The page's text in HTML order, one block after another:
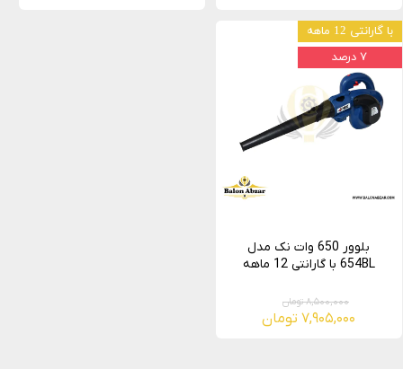
بلوور 650 وات نک مدل
654BL با گارانتی 12 ماهه
۸,۵۰۰,۰۰۰ تومان
۷,۹۰۵,۰۰۰ تومان
با گارانتی 12 ماهه
۷ درصد